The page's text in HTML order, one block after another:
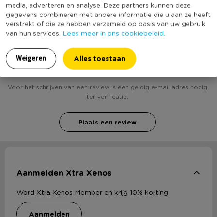
media, adverteren en analyse. Deze partners kunnen deze
gegevens combineren met andere informatie die u aan ze heeft
verstrekt of die ze hebben verzameld op basis van uw gebruik
van hun services. Lees meer in ons cookiebeleid.
Weigeren Alles toestaan
Duurzaamheidsscore
bekend
Heb jij Haaknaald 4 mm ? Schrijf een review!
Voor het schrijven van een review is een geldig e-mail adres nodig
ter verificatie.
Plaats een review
Aanmelden Xtra Xenos
Word Xtra Xenos Member en krijg 10% korting
aanmelden